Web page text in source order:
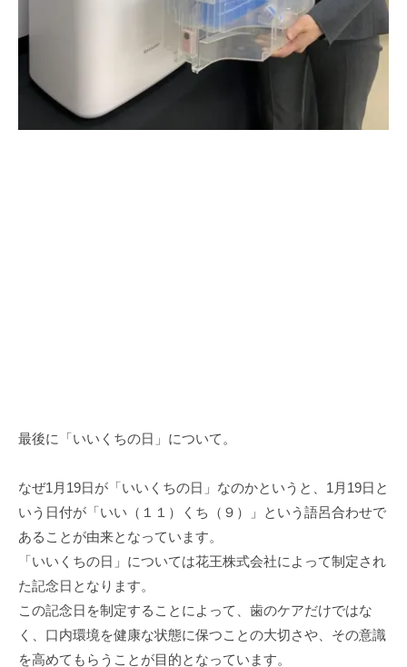
最後に「いいくちの日」について。
なぜ1月19日が「いいくちの日」なのかというと、1月19日と
いう日付が「いい（１１）くち（９）」という語呂合わせで
あることが由来となっています。
「いいくちの日」については花王株式会社によって制定され
た記念日となります。
この記念日を制定することによって、歯のケアだけではな
く、口内環境を健康な状態に保つことの大切さや、その意識
を高めてもらうことが目的となっています。